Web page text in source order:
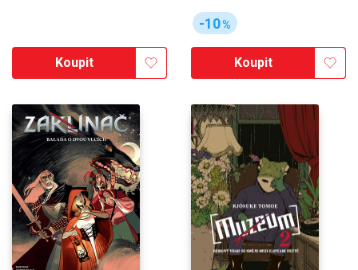
Koupit
-10%
Koupit